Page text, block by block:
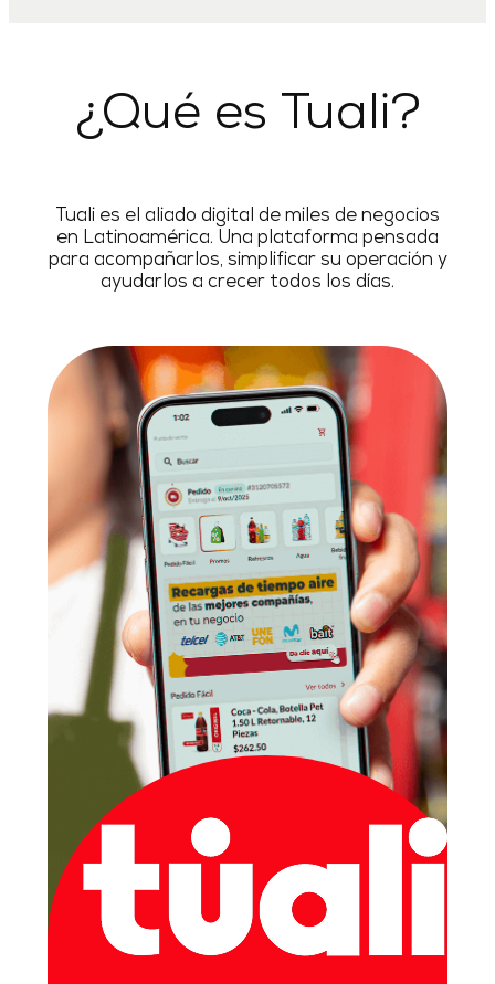
¿Qué es Tuali?
Tuali es el aliado digital de miles de negocios
en Latinoamérica. Una plataforma pensada
para acompañarlos, simplificar su operación y
ayudarlos a crecer todos los días.